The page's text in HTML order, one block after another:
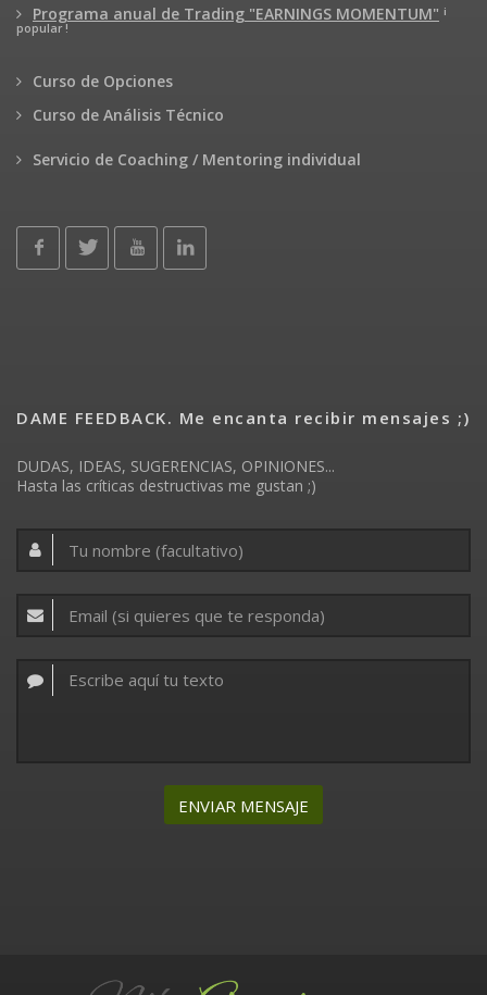
Programa anual de Trading "EARNINGS MOMENTUM" ¡
popular !
Curso de Opciones
Curso de Análisis Técnico
Servicio de Coaching / Mentoring individual
DAME FEEDBACK. Me encanta recibir mensajes ;)
DUDAS, IDEAS, SUGERENCIAS, OPINIONES...
Hasta las críticas destructivas me gustan ;)
ENVIAR MENSAJE